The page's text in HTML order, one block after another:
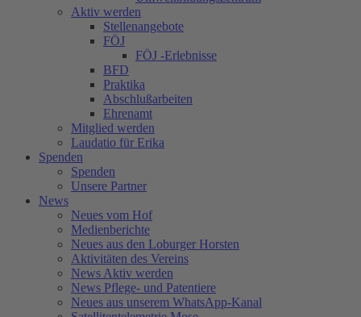
Aktiv werden
Stellenangebote
FÖJ
FÖJ -Erlebnisse
BFD
Praktika
Abschlußarbeiten
Ehrenamt
Mitglied werden
Laudatio für Erika
Spenden
Spenden
Unsere Partner
News
Neues vom Hof
Medienberichte
Neues aus den Loburger Horsten
Aktivitäten des Vereins
News Aktiv werden
News Pflege- und Patentiere
Neues aus unserem WhatsApp-Kanal